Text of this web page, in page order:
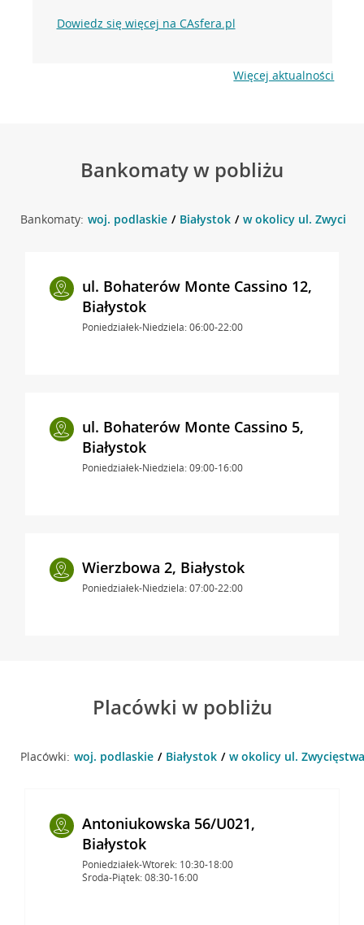
Dowiedz się więcej na CAsfera.pl
Więcej aktualności
Bankomaty w pobliżu
Bankomaty: woj. podlaskie Białystok w okolicy ul.
ul. Bohaterów Monte Cassino 12,
Białystok
Poniedziałek-Niedziela: 06:00-22:00
ul. Bohaterów Monte Cassino 5,
Białystok
Poniedziałek-Niedziela: 09:00-16:00
Wierzbowa 2, Białystok
Poniedziałek-Niedziela: 07:00-22:00
Placówki w pobliżu
Placówki: woj. podlaskie Białystok w okolicy ul.
Antoniukowska 56/U021,
Białystok
Poniedziałek-Wtorek: 10:30-18:00
Środa-Piątek: 08:30-16:00